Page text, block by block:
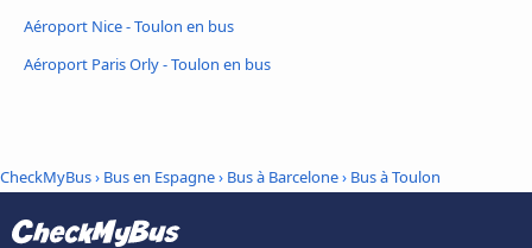
Aéroport Nice - Toulon en bus
Aéroport Paris Orly - Toulon en bus
CheckMyBus› Bus en Espagne› Bus à Barcelone› Bus à Toulon